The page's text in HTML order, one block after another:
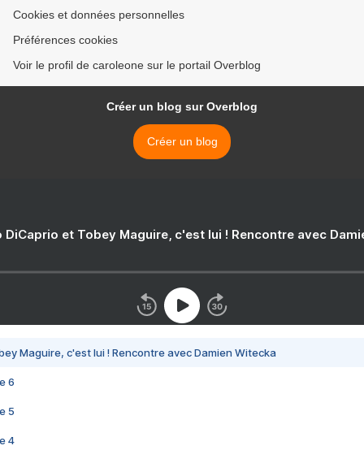
Cookies et données personnelles
Préférences cookies
Voir le profil de caroleone sur le portail Overblog
Créer un blog sur Overblog
Créer un blog
DiCaprio et Tobey Maguire, c'est lui ! Rencontre avec
Maguire, c'est lui ! Rencontre avec Damien Witecka
6
5
4